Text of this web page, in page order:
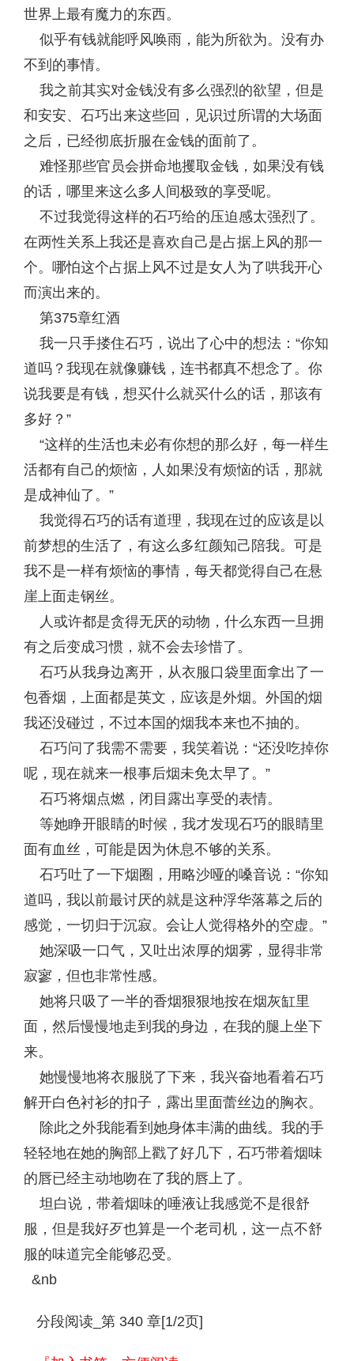
世界上最有魔力的东西。
似乎有钱就能呼风唤雨，能为所欲为。没有办
不到的事情。
我之前其实对金钱没有多么强烈的欲望，但是
和安安、石巧出来这些回，见识过所谓的大场面
之后，已经彻底折服在金钱的面前了。
难怪那些官员会拼命地攫取金钱，如果没有钱
的话，哪里来这么多人间极致的享受呢。
不过我觉得这样的石巧给的压迫感太强烈了。
在两性关系上我还是喜欢自己是占据上风的那一
个。哪怕这个占据上风不过是女人为了哄我开心
而演出来的。
第375章红酒
我一只手搂住石巧，说出了心中的想法：“你知
道吗？我现在就像赚钱，连书都真不想念了。你
说我要是有钱，想买什么就买什么的话，那该有
多好？”
“这样的生活也未必有你想的那么好，每一样生
活都有自己的烦恼，人如果没有烦恼的话，那就
是成神仙了。”
我觉得石巧的话有道理，我现在过的应该是以
前梦想的生活了，有这么多红颜知己陪我。可是
我不是一样有烦恼的事情，每天都觉得自己在悬
崖上面走钢丝。
人或许都是贪得无厌的动物，什么东西一旦拥
有之后变成习惯，就不会去珍惜了。
石巧从我身边离开，从衣服口袋里面拿出了一
包香烟，上面都是英文，应该是外烟。外国的烟
我还没碰过，不过本国的烟我本来也不抽的。
石巧问了我需不需要，我笑着说：“还没吃掉你
呢，现在就来一根事后烟未免太早了。”
石巧将烟点燃，闭目露出享受的表情。
等她睁开眼睛的时候，我才发现石巧的眼睛里
面有血丝，可能是因为休息不够的关系。
石巧吐了一下烟圈，用略沙哑的嗓音说：“你知
道吗，我以前最讨厌的就是这种浮华落幕之后的
感觉，一切归于沉寂。会让人觉得格外的空虚。”
她深吸一口气，又吐出浓厚的烟雾，显得非常
寂寥，但也非常性感。
她将只吸了一半的香烟狠狠地按在烟灰缸里
面，然后慢慢地走到我的身边，在我的腿上坐下
来。
她慢慢地将衣服脱了下来，我兴奋地看着石巧
解开白色衬衫的扣子，露出里面蕾丝边的胸衣。
除此之外我能看到她身体丰满的曲线。我的手
轻轻地在她的胸部上戳了好几下，石巧带着烟味
的唇已经主动地吻在了我的唇上了。
坦白说，带着烟味的唾液让我感觉不是很舒
服，但是我好歹也算是一个老司机，这一点不舒
服的味道完全能够忍受。
&nb
分段阅读_第 340 章[1/2页]